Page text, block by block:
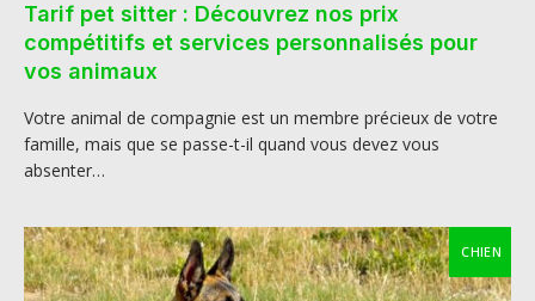
Tarif pet sitter : Découvrez nos prix
compétitifs et services personnalisés pour
vos animaux
Votre animal de compagnie est un membre précieux de votre
famille, mais que se passe-t-il quand vous devez vous
absenter…
CHIEN